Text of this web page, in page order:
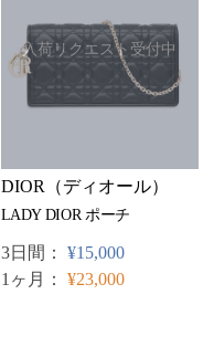
入荷リクエスト受付中
DIOR（ディオール）
LADY DIOR ポーチ
3日間： ¥15,000
1ヶ月： ¥23,000